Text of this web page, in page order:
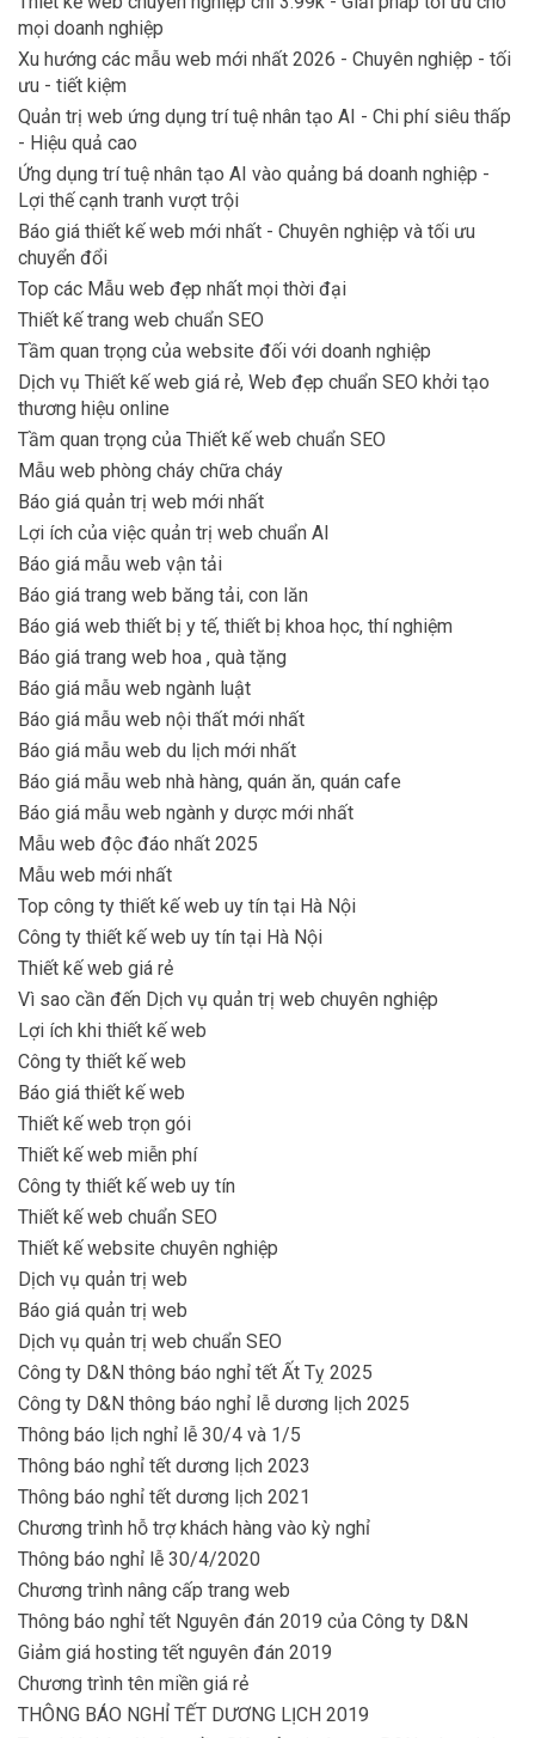
mọi doanh nghiệp
Xu hướng các mẫu web mới nhất 2026 - Chuyên nghiệp - tối
ưu - tiết kiệm
Quản trị web ứng dụng trí tuệ nhân tạo AI - Chi phí siêu thấp
- Hiệu quả cao
Ứng dụng trí tuệ nhân tạo AI vào quảng bá doanh nghiệp -
Lợi thế cạnh tranh vượt trội
Báo giá thiết kế web mới nhất - Chuyên nghiệp và tối ưu
chuyển đổi
Top các Mẫu web đẹp nhất mọi thời đại
Thiết kế trang web chuẩn SEO
Tầm quan trọng của website đối với doanh nghiệp
Dịch vụ Thiết kế web giá rẻ, Web đẹp chuẩn SEO khởi tạo
thương hiệu online
Tầm quan trọng của Thiết kế web chuẩn SEO
Mẫu web phòng cháy chữa cháy
Báo giá quản trị web mới nhất
Lợi ích của việc quản trị web chuẩn AI
Báo giá mẫu web vận tải
Báo giá trang web băng tải, con lăn
Báo giá web thiết bị y tế, thiết bị khoa học, thí nghiệm
Báo giá trang web hoa , quà tặng
Báo giá mẫu web ngành luật
Báo giá mẫu web nội thất mới nhất
Báo giá mẫu web du lịch mới nhất
Báo giá mẫu web nhà hàng, quán ăn, quán cafe
Báo giá mẫu web ngành y dược mới nhất
Mẫu web độc đáo nhất 2025
Mẫu web mới nhất
Top công ty thiết kế web uy tín tại Hà Nội
Công ty thiết kế web uy tín tại Hà Nội
Thiết kế web giá rẻ
Vì sao cần đến Dịch vụ quản trị web chuyên nghiệp
Lợi ích khi thiết kế web
Công ty thiết kế web
Báo giá thiết kế web
Thiết kế web trọn gói
Thiết kế web miễn phí
Công ty thiết kế web uy tín
Thiết kế web chuẩn SEO
Thiết kế website chuyên nghiệp
Dịch vụ quản trị web
Báo giá quản trị web
Dịch vụ quản trị web chuẩn SEO
Công ty D&N thông báo nghỉ tết Ất Tỵ 2025
Công ty D&N thông báo nghỉ lễ dương lịch 2025
Thông báo lịch nghỉ lễ 30/4 và 1/5
Thông báo nghỉ tết dương lịch 2023
Thông báo nghỉ tết dương lịch 2021
Chương trình hỗ trợ khách hàng vào kỳ nghỉ
Thông báo nghỉ lễ 30/4/2020
Chương trình nâng cấp trang web
Thông báo nghỉ tết Nguyên đán 2019 của Công ty D&N
Giảm giá hosting tết nguyên đán 2019
Chương trình tên miền giá rẻ
THÔNG BÁO NGHỈ TẾT DƯƠNG LỊCH 2019